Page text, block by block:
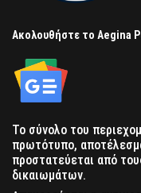
Ακολουθήστε το Aegina
Το σύνολο του
πρωτότυπο,
προστατεύεται από
δικαιωμάτων.